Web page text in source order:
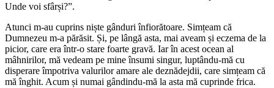
Unde voi sfârși?”.
Atunci m-au cuprins niște gânduri înfiorătoare. Simțeam că
Dumnezeu m-a părăsit. Și, pe lângă asta, mai aveam și eczema de la
picior, care era într-o stare foarte gravă. Iar în acest ocean al
mâhnirilor, mă vedeam pe mine însumi singur, luptându-mă cu
disperare împotriva valurilor amare ale deznădejdii, care simțeam că
mă înghit. Acum și numai gândindu-mă la asta mă cuprinde frica.